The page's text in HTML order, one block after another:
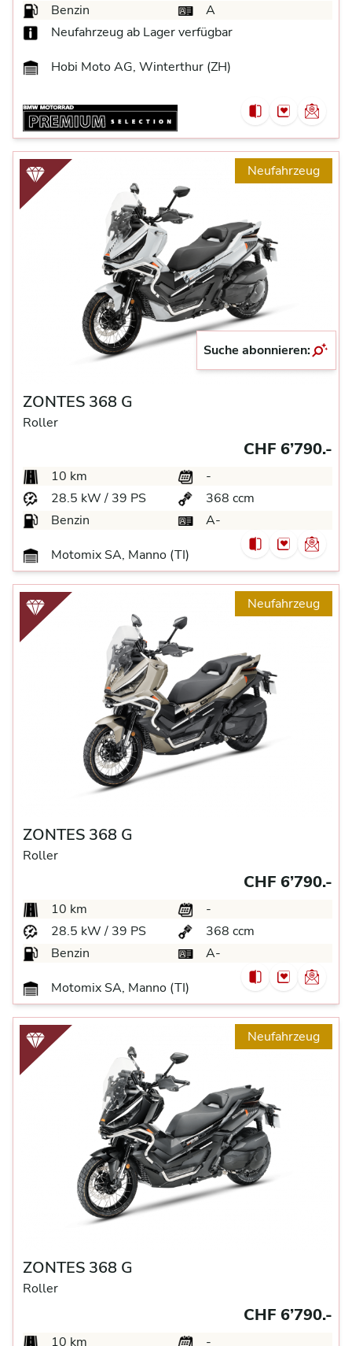
Benzin
A
Neufahrzeug ab Lager verfügbar
Hobi Moto AG, Winterthur (ZH)
Neufahrzeug
ZONTES 368 G
Roller
CHF 6’790.-
10 km
-
28.5 kW / 39 PS
368 ccm
Benzin
A-
Motomix SA, Manno (TI)
Neufahrzeug
ZONTES 368 G
Roller
CHF 6’790.-
10 km
-
28.5 kW / 39 PS
368 ccm
Benzin
A-
Motomix SA, Manno (TI)
Neufahrzeug
ZONTES 368 G
Roller
CHF 6’790.-
10 km -
Suche abonnieren: